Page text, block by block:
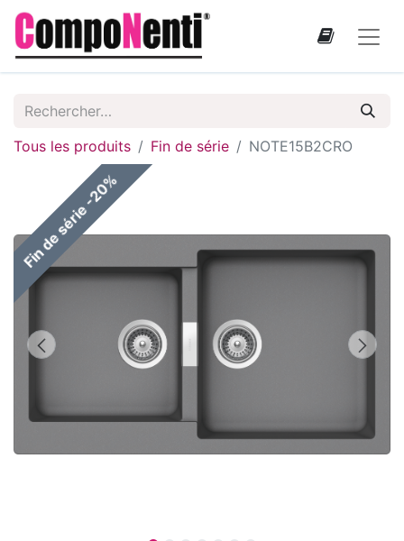
Tous les produits Fin de série NOTE15B2CRO
Fin de série -20%